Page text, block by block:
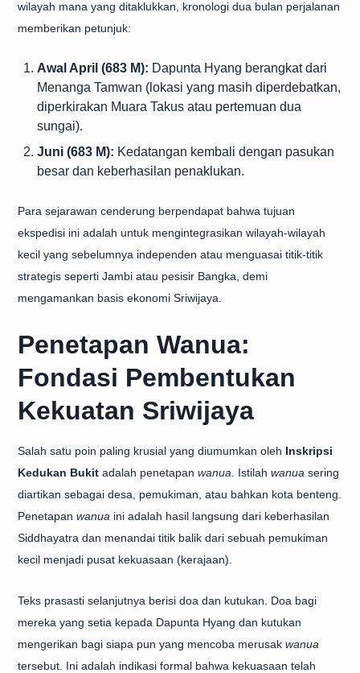
wilayah mana yang ditaklukkan, kronologi dua bulan perjalanan
memberikan petunjuk:
Awal April (683 M): Dapunta Hyang berangkat dari
Menanga Tamwan (lokasi yang masih diperdebatkan,
diperkirakan Muara Takus atau pertemuan dua
sungai).
Juni (683 M): Kedatangan kembali dengan pasukan
besar dan keberhasilan penaklukan.
Para sejarawan cenderung berpendapat bahwa tujuan
ekspedisi ini adalah untuk mengintegrasikan wilayah-wilayah
kecil yang sebelumnya independen atau menguasai titik-titik
strategis seperti Jambi atau pesisir Bangka, demi
mengamankan basis ekonomi Sriwijaya.
Penetapan Wanua:
Fondasi Pembentukan
Kekuatan Sriwijaya
Salah satu poin paling krusial yang diumumkan oleh Inskripsi
Kedukan Bukit adalah penetapan wanua . Istilah wanua sering
diartikan sebagai desa, pemukiman, atau bahkan kota benteng.
Penetapan wanua ini adalah hasil langsung dari keberhasilan
Siddhayatra dan menandai titik balik dari sebuah pemukiman
kecil menjadi pusat kekuasaan (kerajaan).
Teks prasasti selanjutnya berisi doa dan kutukan. Doa bagi
mereka yang setia kepada Dapunta Hyang dan kutukan
mengerikan bagi siapa pun yang mencoba merusak wanua
tersebut. Ini adalah indikasi formal bahwa kekuasaan telah